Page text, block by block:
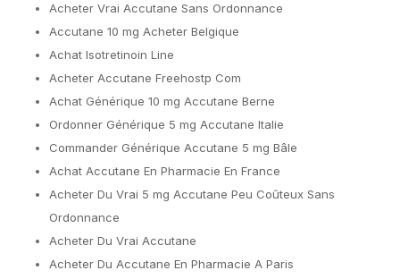
Acheter Vrai Accutane Sans Ordonnance
Accutane 10 mg Acheter Belgique
Achat Isotretinoin Line
Acheter Accutane Freehostp Com
Achat Générique 10 mg Accutane Berne
Ordonner Générique 5 mg Accutane Italie
Commander Générique Accutane 5 mg Bâle
Achat Accutane En Pharmacie En France
Acheter Du Vrai 5 mg Accutane Peu Coûteux Sans
Ordonnance
Acheter Du Vrai Accutane
Acheter Du Accutane En Pharmacie A Paris